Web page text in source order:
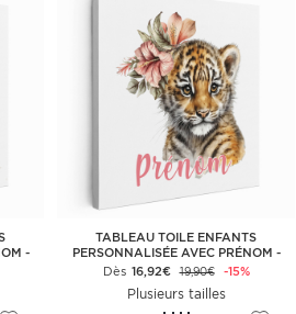
-
TABLEAU TOILE ENFANTS
PERSONNALISÉE AVEC PRÉNOM -
TIGREAU
Dès 16,92€ 19,90€ -15%
Plusieurs tailles